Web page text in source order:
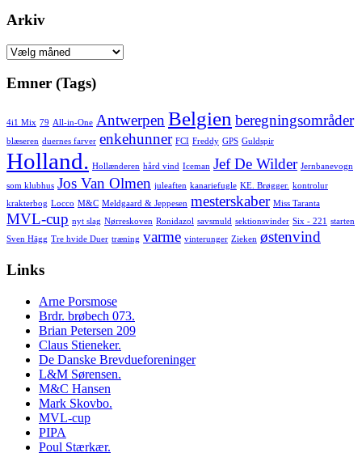
Arkiv
Arkiv
Emner (Tags)
4i1 Mix 79 All-in-One Antwerpen Belgien beregningsområder
blæseren duernes farver enkehunner FCI Freddy GPS Guldspir
Holland. Hollænderen hård vind Iceman Jef De Wilder Jernbanevogn
som klubhus Jos Van Olmen juleaften kanariefugle KE. Brøgger. kontrolur
krakterbog Locco M&C Meldgaard & Jeppesen mesterskaber Miss Taranta
MVL-cup nyt slag Nørreskoven Ronidazol savsmuld sektionsvinder Six - 221
starten
Sven Hägg Tre hvide Duer træning varme vinterunger Zieken østenvind
Links
Arne Porsmose
Brdr. brøbech 073.
Brian Petersen 209
Claus Stieneker.
De Danske Brevdueforeninger
L&M Sørensen.
M&C Hansen
Mark Skovbo.
MVL-cup
PIPA
Poul Stærkær.